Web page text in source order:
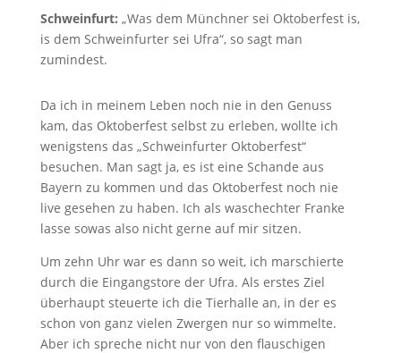
Schweinfurt: „Was dem Münchner sei Oktoberfest is,
is dem Schweinfurter sei Ufra“, so sagt man
zumindest.
Da ich in meinem Leben noch nie in den Genuss
kam, das Oktoberfest selbst zu erleben, wollte ich
wenigstens das „Schweinfurter Oktoberfest“
besuchen. Man sagt ja, es ist eine Schande aus
Bayern zu kommen und das Oktoberfest noch nie
live gesehen zu haben. Ich als waschechter Franke
lasse sowas also nicht gerne auf mir sitzen.
Um zehn Uhr war es dann so weit, ich marschierte
durch die Eingangstore der Ufra. Als erstes Ziel
überhaupt steuerte ich die Tierhalle an, in der es
schon von ganz vielen Zwergen nur so wimmelte.
Aber ich spreche nicht nur von den flauschigen